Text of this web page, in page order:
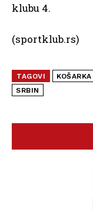
klubu 4.
(sportklub.rs)
TAGOVI KOŠARKA
SRBIN